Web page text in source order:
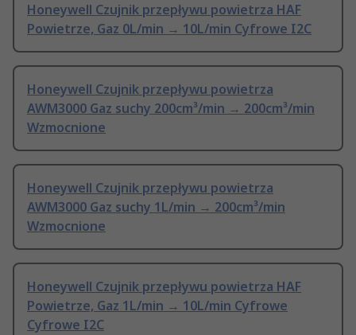
Honeywell Czujnik przepływu powietrza HAF
Powietrze, Gaz 0L/min → 10L/min Cyfrowe I2C
Honeywell Czujnik przepływu powietrza
AWM3000 Gaz suchy 200cm³/min → 200cm³/min
Wzmocnione
Honeywell Czujnik przepływu powietrza
AWM3000 Gaz suchy 1L/min → 200cm³/min
Wzmocnione
Honeywell Czujnik przepływu powietrza HAF
Powietrze, Gaz 1L/min → 10L/min Cyfrowe
Cyfrowe I2C